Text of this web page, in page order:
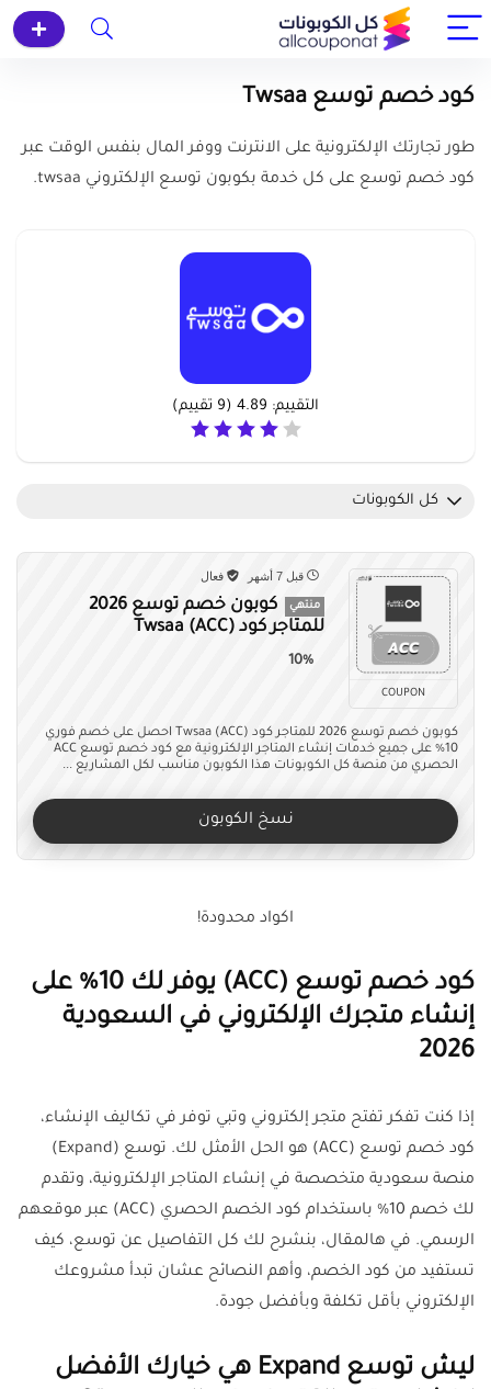
كود خصم توسع Twsaa
طور تجارتك الإلكترونية على الانترنت ووفر المال بنفس الوقت عبر
كود خصم توسع على كل خدمة بكوبون توسع الإلكتروني twsaa.
التقييم: 4.89
(
9 تقييم)
كل الكوبونات
COUPON
قبل 7 أشهر فعال
منتهي
كوبون خصم توسع 2026
للمتاجر كود Twsaa (ACC)
10%
كوبون خصم توسع 2026 للمتاجر كود Twsaa (ACC) احصل على خصم فوري
10% على جميع خدمات إنشاء المتاجر الإلكترونية مع كود خصم توسع ACC
الحصري من منصة كل الكوبونات هذا الكوبون مناسب لكل المشاريع ...
نسخ الكوبون
اكواد محدودة!
كود خصم توسع (ACC) يوفر لك 10% على
إنشاء متجرك الإلكتروني في السعودية
2026
إذا كنت تفكر تفتح متجر إلكتروني وتبي توفر في تكاليف الإنشاء،
كود خصم توسع (ACC) هو الحل الأمثل لك. توسع (Expand)
منصة سعودية متخصصة في إنشاء المتاجر الإلكترونية، وتقدم
لك خصم 10% باستخدام كود الخصم الحصري (ACC) عبر موقعهم
الرسمي. في هالمقال، بنشرح لك كل التفاصيل عن توسع، كيف
تستفيد من كود الخصم، وأهم النصائح عشان تبدأ مشروعك
الإلكتروني بأقل تكلفة وبأفضل جودة.
ليش توسع Expand هي خيارك الأفضل